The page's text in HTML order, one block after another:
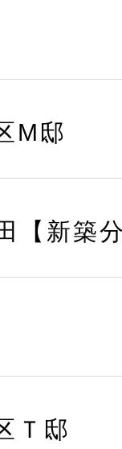
M邸
【新築
Ｔ邸